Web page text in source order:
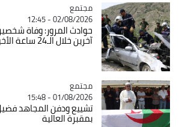
Catégorie
مجتمع
02/08/2026 - 12:45
آخرين خلال الـ24 ساعة الأخيرة
Catégorie
مجتمع
01/08/2026 - 15:48
تشييع ودفن المجاهد فضيل
بمقبرة العالية